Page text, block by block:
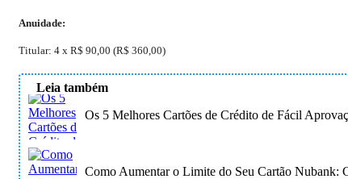
Anuidade:
Titular: 4 x R$ 90,00 (R$ 360,00)
Leia também
Os 5 Melhores Cartões de Crédito de Fácil
Como Aumentar o Limite do Seu Cartão Nubank: